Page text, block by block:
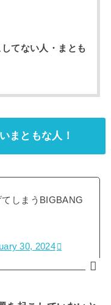
てない人・まとも
まともな人！
しまうBIGBANG
30, 2024